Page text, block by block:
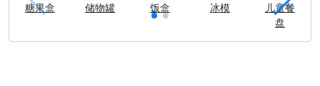
糖果盒 储物罐 饭盒 冰模
儿童餐
盘